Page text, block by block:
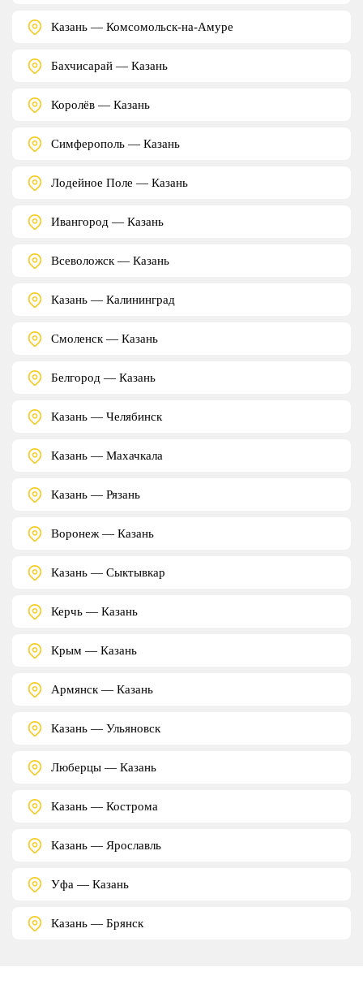
Казань — Комсомольск-на-Амуре
Бахчисарай — Казань
Королёв — Казань
Симферополь — Казань
Лодейное Поле — Казань
Ивангород — Казань
Всеволожск — Казань
Казань — Калининград
Смоленск — Казань
Белгород — Казань
Казань — Челябинск
Казань — Махачкала
Казань — Рязань
Воронеж — Казань
Казань — Сыктывкар
Керчь — Казань
Крым — Казань
Армянск — Казань
Казань — Ульяновск
Люберцы — Казань
Казань — Кострома
Казань — Ярославль
Уфа — Казань
Казань — Брянск